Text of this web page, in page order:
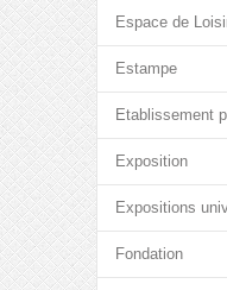
Espace de
Estampe
Etablissement
Exposition
Expositions
Fondation